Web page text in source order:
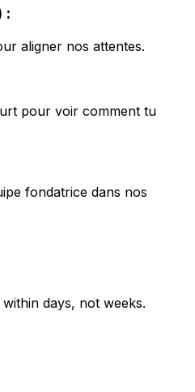
:
aligner nos attentes.
pour voir comment tu
fondatrice dans nos
days, not weeks.